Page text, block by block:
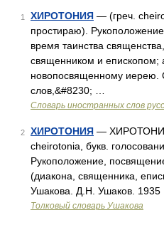
1 ХИРОТОНИЯ — (греч.
простираю).
время таинства
священником и епископом;
новопосвященному иерею.
слов,&#8230; …
Словарь иностранных слов
2 ХИРОТОНИЯ —
cheirotonia, букв.
Рукоположение,
(диакона, священника,
Ушакова. Д.Н. Ушаков. 1935
Толковый словарь Ушакова